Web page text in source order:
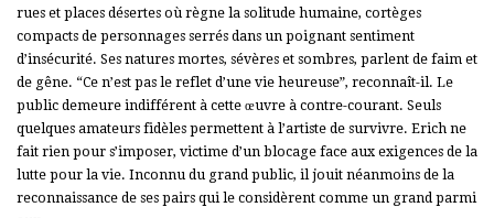
rues et places désertes où règne la solitude humaine, cortèges
compacts de personnages serrés dans un poignant sentiment
d’insécurité. Ses natures mortes, sévères et sombres, parlent de faim et
de gêne. “Ce n’est pas le reflet d’une vie heureuse”, reconnaît-il. Le
public demeure indifférent à cette œuvre à contre-courant. Seuls
quelques amateurs fidèles permettent à l’artiste de survivre. Erich ne
fait rien pour s’imposer, victime d’un blocage face aux exigences de la
lutte pour la vie. Inconnu du grand public, il jouit néanmoins de la
reconnaissance de ses pairs qui le considèrent comme un grand parmi